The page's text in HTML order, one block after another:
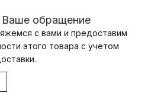
Ваше обращение
с вами и предоставим
этого товара с учетом